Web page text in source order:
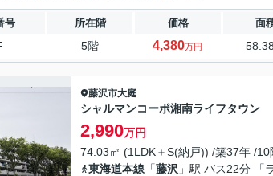
号 所在階 価格 面
5階 4,380万円
藤沢市大庭
シャルマンコーポ湘南ライフタウン
2,990万円
74.03㎡ (1LDK＋S(納戸)) /築37年 /10
東海道本線 「藤沢 」駅 バス22分 「